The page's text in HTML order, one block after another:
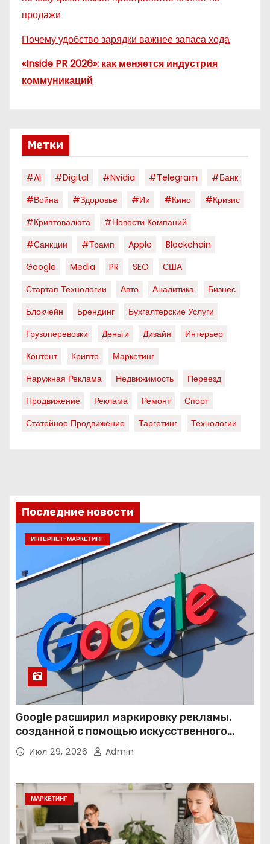
продажи
Почему удобство зарядки важнее запаса хода
«Inside PR 2026»: как меняется индустрия
коммуникаций
Метки
#AI #digital #nvidia #telegram
#банк
#война
#здоровье #ии #кино
#кризис
#криптовалюта
#новости Компаний
#санкции
#трамп Apple
Blockchain
Google
Media PR SEO
США
Стартап Технологии
Авто Аналитика
Бизнес
Блокчейн
Брендинг
Бухгалтерские Услуги
Грузоперевозки
Деньги Дизайн
Интерьер
Контент
Крипто
Маркетинг
Наружная Реклама
Недвижимость
Переезд
Продвижение
Реклама Ремонт
Спорт
Статейное Продвижение
Таргетинг Технологии
Последние новости
ИНТЕРНЕТ-МАРКЕТИНГ
Google расширил маркировку рекламы,
созданной с помощью искусственного
интеллекта
Июл 29, 2026 Admin
МАРКЕТИНГ